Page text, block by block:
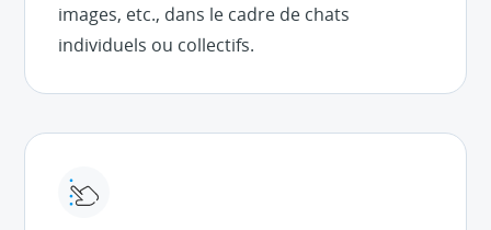
images, etc., dans le cadre de chats
individuels ou collectifs.